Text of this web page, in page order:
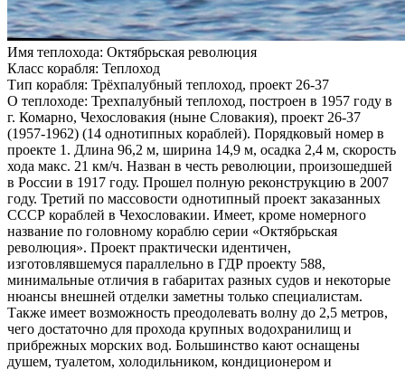
Имя теплохода: Октябрьская революция
Класс корабля: Теплоход
Тип корабля: Трёхпалубный теплоход, проект 26-37
О теплоходе: Трехпалубный теплоход, построен в 1957 году в
г. Комарно, Чехословакия (ныне Словакия), проект 26-37
(1957-1962) (14 однотипных кораблей). Порядковый номер в
проекте 1. Длина 96,2 м, ширина 14,9 м, осадка 2,4 м, скорость
хода макс. 21 км/ч. Назван в честь революции, произошедшей
в России в 1917 году. Прошел полную реконструкцию в 2007
году. Третий по массовости однотипный проект заказанных
СССР кораблей в Чехословакии. Имеет, кроме номерного
название по головному кораблю серии «Октябрьская
революция». Проект практически идентичен,
изготовлявшемуся параллельно в ГДР проекту 588,
минимальные отличия в габаритах разных судов и некоторые
нюансы внешней отделки заметны только специалистам.
Также имеет возможность преодолевать волну до 2,5 метров,
чего достаточно для прохода крупных водохранилищ и
прибрежных морских вод. Большинство кают оснащены
душем, туалетом, холодильником, кондиционером и